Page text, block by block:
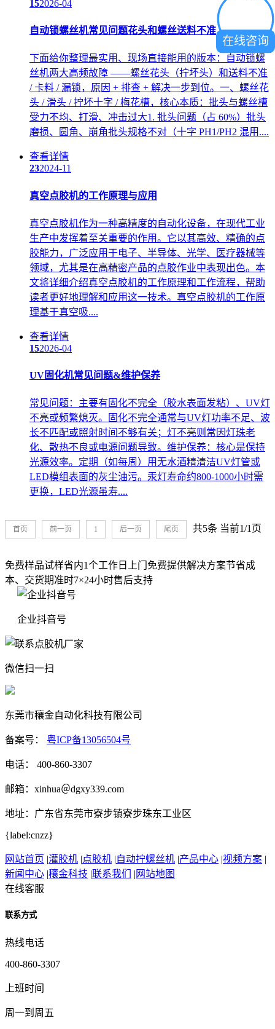
152026-04
自动锁螺丝机常见问题花头和螺丝送料不准
下面给你整理最实用、现场直接能用的版本：自动锁螺
丝机两大高频故障 ——螺丝花头（拧坏头）和送料不准
/ 卡料 / 漏锁，原因 + 排查 + 解决一步到位。一、螺丝花
头 / 滑头 / 拧坏十字 / 梅花槽，核心本质：批头与螺丝槽
受力不均、打滑、冲击过大1. 批头问题（占 60%）批头
磨损、圆角、崩角批头规格不对（十字 PH1/PH2 混用....
查看详情
232024-11
真空点胶机的工作原理与应用
真空点胶机作为一种高精度的自动化设备，在现代工业
生产中发挥着至关重要的作用。它以其高效、精确的点
胶能力，广泛应用于电子、半导体、光学、医疗器械等
领域，尤其是在高精密产品的点胶作业中表现出色。本
文将详细介绍真空点胶机的工作原理和工作流程，帮助
读者更好地理解和应用这一技术。真空点胶机的工作原
理基于真空吸....
查看详情
152026-04
UV固化机常见问题&维护保养
常见问题：主要有固化不完全（胶水表面发粘）、UV灯
不亮或频繁熄灭。固化不完全通常与UV灯功率不足、波
长不匹配或照射时间不够有关；灯不亮则常因灯珠老
化、散热不良或电源问题导致。维护保养：核心是保持
光源效率。定期（如每周）用无水酒精清洁UV灯管或
LED模组表面的灰尘油污。汞灯寿命约800-1000小时需
更换，LED光源虽寿....
共5条 当前1/1页
首页 前一页 1 后一页 尾页
免费样品试样省内1个工作日上门 免费提供解决方案节省成
本、交货期准时7×24小时售后支持
企业抖音号
微信扫一扫
东莞市穰金自动化科技有限公司
备案号： 粤ICP备13056504号
电话： 400-860-3307
邮箱：xinhua＠dgxy339.com
地址：广东省东莞市寮步镇寮步珠东工业区
{label:cnzz}
网站首页 |灌胶机 |点胶机 |自动拧螺丝机 |产品中心 |视频方案 |
新闻中心 |穰金科技 |联系我们 | 网站地图
在线客服
联系方式
热线电话
400-860-3307
上班时间
周一到周五
在线咨询